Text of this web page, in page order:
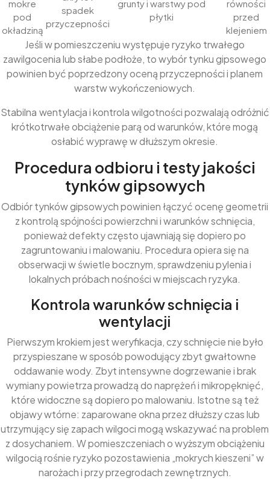
mokre
pod
okładziną
spadek
przyczepności
grunty i warstwy pod
płytki
równości
przed
klejeniem
Jeśli w pomieszczeniu występuje ryzyko trwałego
zawilgocenia lub słabe podłoże, to wybór tynku gipsowego
powinien być poprzedzony oceną przyczepności i planem
warstw wykończeniowych.
Stabilna wentylacja i kontrola wilgotności pozwalają odróżnić
krótkotrwałe obciążenie parą od warunków, które mogą
osłabić wyprawę w dłuższym okresie.
Procedura odbioru i testy jakości
tynków gipsowych
Odbiór tynków gipsowych powinien łączyć ocenę geometrii
z kontrolą spójności powierzchni i warunków schnięcia,
ponieważ defekty często ujawniają się dopiero po
zagruntowaniu i malowaniu. Procedura opiera się na
obserwacji w świetle bocznym, sprawdzeniu pylenia i
lokalnych próbach nośności w miejscach ryzyka.
Kontrola warunków schnięcia i
wentylacji
Pierwszym krokiem jest weryfikacja, czy schnięcie nie było
przyspieszane w sposób powodujący zbyt gwałtowne
oddawanie wody. Zbyt intensywne dogrzewanie i brak
wymiany powietrza prowadzą do naprężeń i mikropęknięć,
które widoczne są dopiero po malowaniu. Istotne są też
objawy wtórne: zaparowane okna przez dłuższy czas lub
utrzymujący się zapach wilgoci mogą wskazywać na problem
z dosychaniem. W pomieszczeniach o wyższym obciążeniu
wilgocią rośnie ryzyko pozostawienia „mokrych kieszeni” w
narożach i przy przegrodach zewnętrznych.